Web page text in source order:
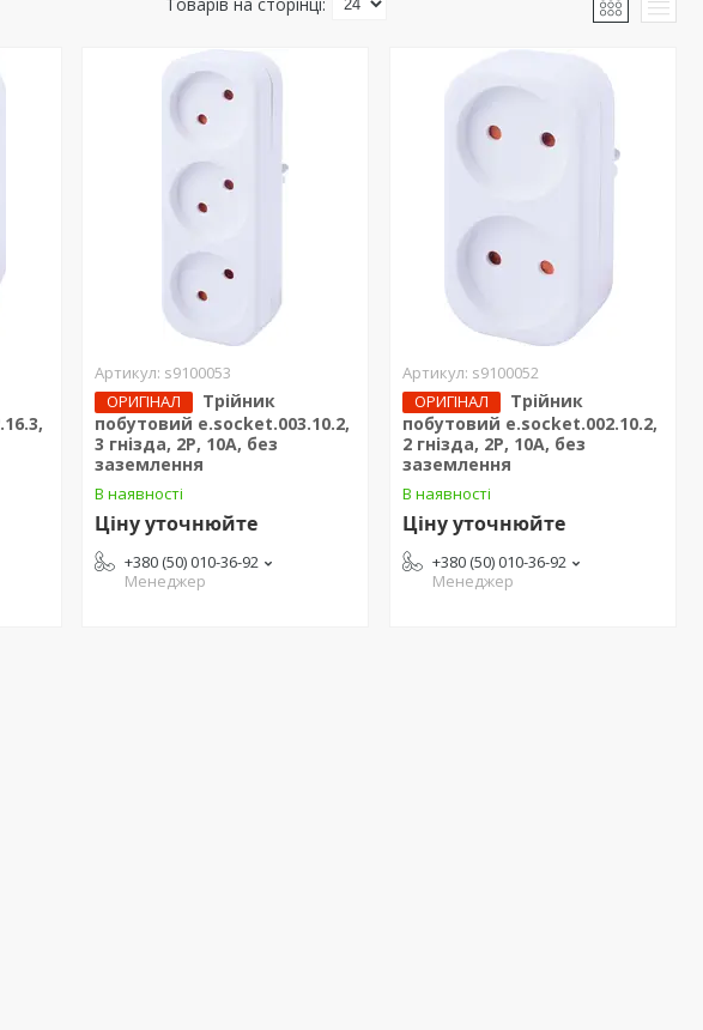
s9100053
ОРИГІНАЛ
Трійник
побутовий e.socket.003.10.2,
3 гнізда, 2P, 10А, без
заземлення
В наявності
Ціну уточнюйте
+380 (50) 010-36-92
Менеджер
s9100052
ОРИГІНАЛ
Трійник
побутовий e.socket.002.10.2,
2 гнізда, 2P, 10А, без
заземлення
В наявності
Ціну уточнюйте
+380 (50) 010-36-92
Менеджер